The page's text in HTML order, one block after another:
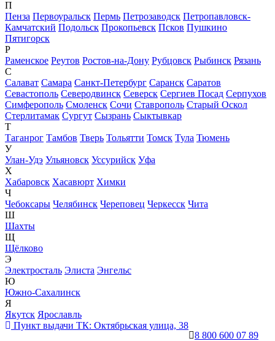
П
Пенза Первоуральск Пермь Петрозаводск Петропавловск-
Камчатский Подольск Прокопьевск Псков Пушкино
Пятигорск
Р
Раменское Реутов Ростов-на-Дону Рубцовск Рыбинск Рязань
С
Салават Самара Санкт-Петербург Саранск Саратов
Севастополь Северодвинск Северск Сергиев Посад Серпухов
Симферополь Смоленск Сочи Ставрополь Старый Оскол
Стерлитамак Сургут Сызрань Сыктывкар
Т
Таганрог Тамбов Тверь Тольятти Томск Тула Тюмень
У
Улан-Удэ Ульяновск Уссурийск Уфа
Х
Хабаровск Хасавюрт Химки
Ч
Чебоксары Челябинск Череповец Черкесск Чита
Ш
Шахты
Щ
Щёлково
Э
Электросталь Элиста Энгельс
Ю
Южно-Сахалинск
Я
Якутск Ярославль
Пункт выдачи ТК: Октябрьская улица, 38
8 800 600 07 89